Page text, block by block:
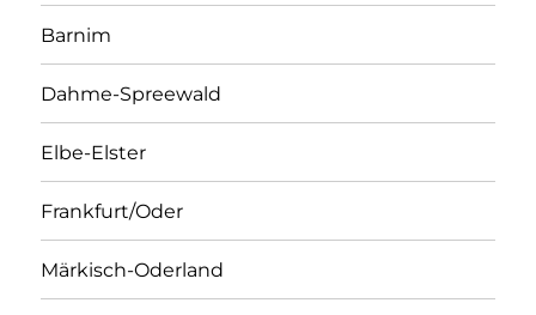
Barnim
Dahme-Spreewald
Elbe-Elster
Frankfurt/Oder
Märkisch-Oderland